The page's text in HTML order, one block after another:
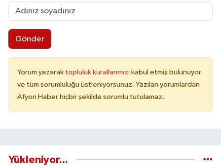
Gönder
Yorum yazarak topluluk kurallarımızı kabul etmiş bulunuyor
ve tüm sorumluluğu üstleniyorsunuz. Yazılan yorumlardan
Afyon Haber hiçbir şekilde sorumlu tutulamaz.
Yükleniyor...